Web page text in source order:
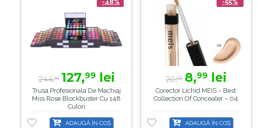
244,99 127,99 lei
Trusa Profesionala De Machiaj
Miss Rose Blockbuster Cu 148
Culori
ADAUGĂ ÎN COȘ
20,00 8,99 lei
Corector Lichid MEIS – Best
Collection Of Concealer – 04
ADAUGĂ ÎN COȘ